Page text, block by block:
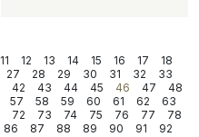
11 12 13 14 15 16 17
18
27 28 29 30 31 32
33
42 43 44 45 46 47
48
57 58 59 60 61 62
63
72 73 74 75 76 77
78
86 87 88 89 90 91 92